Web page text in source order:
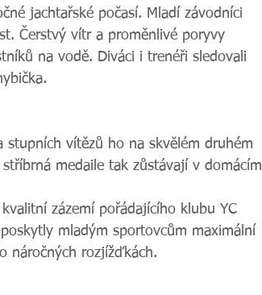
jachtařské počasí. Mladí závodníci
Čerstvý vítr a proměnlivé poryvy
na vodě. Diváci i trenéři sledovali
stupních vítězů ho na skvělém druhém
medaile tak zůstávají v domácím
zázemí pořádajícího klubu YC
mladým sportovcům maximální
náročných rozjížďkách.